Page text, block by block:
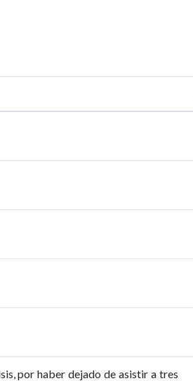
por haber dejado de asistir a tres